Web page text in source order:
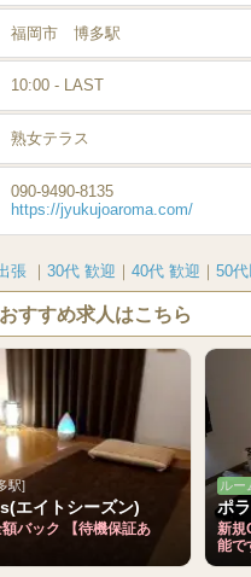
福岡市 博多駅
10:00 - LAST
熟女テラス
090-9490-8135
https://jyukujoaroma.com/
張 ｜ 30代 歓迎 ｜ 40代 歓迎 ｜ 50
すすめ求人はこちら
駅]
エイトシーズン)
バック 【待機保証あ
ルー
ポ
新規
能で